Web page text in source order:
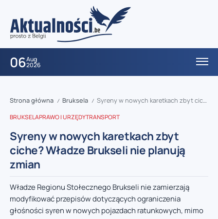
06Aug
2026
Strona główna / Bruksela / Syreny w nowych karetkach zbyt ciche? Władze Brukseli nie planują zmian
BRUKSELAPRAWO I URZĘDYTRANSPORT
Syreny w nowych karetkach zbyt
ciche? Władze Brukseli nie planują
zmian
Władze Regionu Stołecznego Brukseli nie zamierzają
modyfikować przepisów dotyczących ograniczenia
głośności syren w nowych pojazdach ratunkowych, mimo